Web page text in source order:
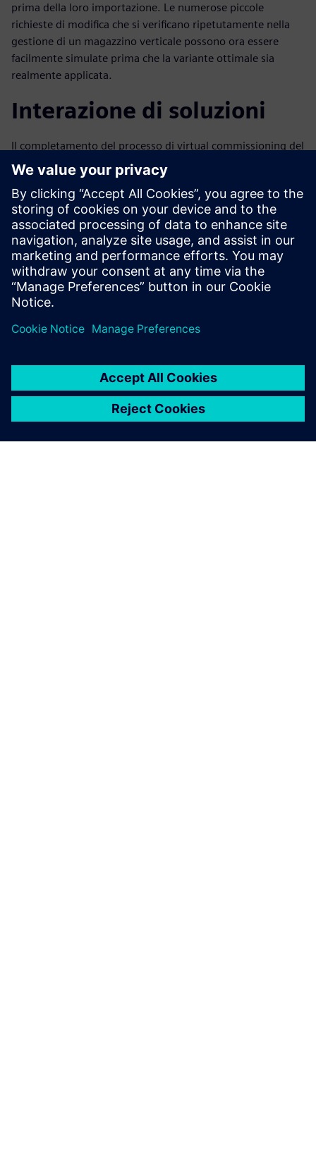
prima della loro importazione. Le numerose piccole
richieste di modifica che si verificano ripetutamente nella
gestione di un magazzino verticale possono ora essere
facilmente simulate prima che la variante ottimale sia
realmente applicata.
Interazione di soluzioni
Il completamento del processo di virtual commissioning del
primo magazzino verticale rappresenta un significativo
passo avanti per Ferrero e semplificherà il lavoro del
Gruppo in futuro: “Siemens è stata in grado di supportarci
efficacemente in diverse aree e ad ottimizzare
ulteriormente i nostri processi”, sostiene Lenk. "A partire
dalla costruzione del magazzino verticale, passando per le
attrezzature tecniche, fino all’automazione e alla
simulazione, riceviamo tutto da un'unica azienda. La
presenza di Siemens in tutto il mondo, l'eccellente
enormemente il nostro lavoro. Mi auguro di poter
La stabilità del magazzino